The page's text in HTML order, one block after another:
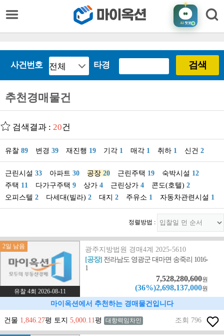
AI챗봇
사건번호 타경 검색
추천경매물건
검색결과 : 20건
유찰 89 변경 39 재진행 19 기각 1 매각 1 취하 1 신건 2
근린시설 33 아파트 30 공장 20 근린주택 19 숙박시설 12
주택 11 다가구주택 9 상가 4 근린상가 4 콘도(호텔) 2
오피스텔 2 다세대(빌라) 2 대지 2 주유소 1 자동차관련시설 1
정렬방법 :
2일 남음
유찰 4회 2026-08-11
광주지방법원 경매4계 2025-5610
[공장] 전라남도 영광군 대마면 송죽리 1016-
1
7,528,280,600원
(36%)2,698,137,000원
마이옥션에서 추천하는 경매물건입니다
건물 1,846.27평 토지 5,000.11평 대항력임차인 조회 796